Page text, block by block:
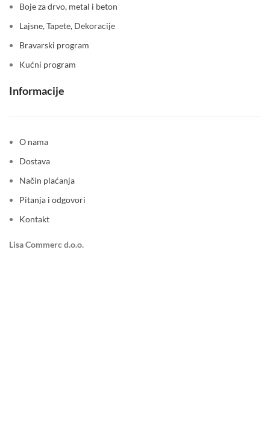
Boje za drvo, metal i beton
Lajsne, Tapete, Dekoracije
Bravarski program
Kućni program
Informacije
O nama
Dostava
Način plaćanja
Pitanja i odgovori
Kontakt
Lisa Commerc d.o.o.